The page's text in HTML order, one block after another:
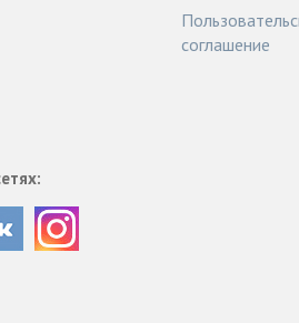
соглашение